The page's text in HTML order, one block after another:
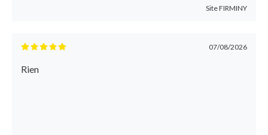
SiteFIRMINY
07/08/2026
Rien